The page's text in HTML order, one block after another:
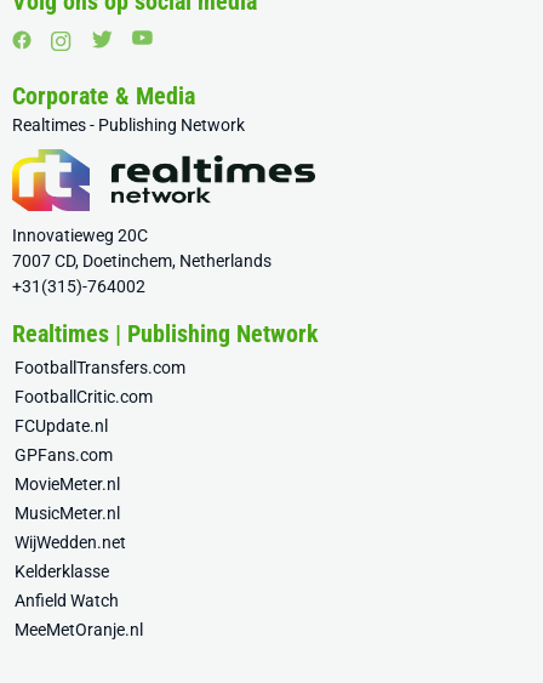
Corporate & Media
Realtimes - Publishing Network
Innovatieweg 20C
7007 CD, Doetinchem, Netherlands
+31(315)-764002
Realtimes | Publishing Network
FootballTransfers.com
FootballCritic.com
FCUpdate.nl
GPFans.com
MovieMeter.nl
MusicMeter.nl
WijWedden.net
Kelderklasse
Anfield Watch
MeeMetOranje.nl